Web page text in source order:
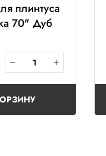
плинтуса
70" Дуб